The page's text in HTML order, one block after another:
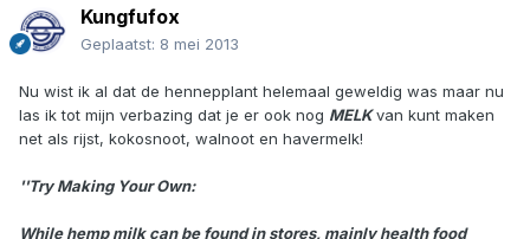
Kungfufox
Geplaatst: 8 mei 2013
Nu wist ik al dat de hennepplant helemaal geweldig was maar nu
las ik tot mijn verbazing dat je er ook nog MELKvan kunt maken
net als rijst, kokosnoot, walnoot en havermelk!
''Try Making Your Own:
While hemp milk can be found in stores, mainly health food